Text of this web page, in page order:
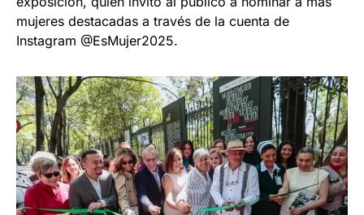
mujeres destacadas a través de la cuenta de
Instagram @EsMujer2025.